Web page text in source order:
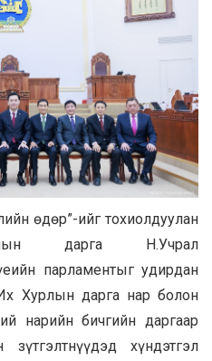
өдөр”-ийг тохиолдуулан
дарга Н.Учрал
парламентыг удирдан
Хурлын дарга нар болон
нарийн бичгийн даргаар
хүндэтгэл